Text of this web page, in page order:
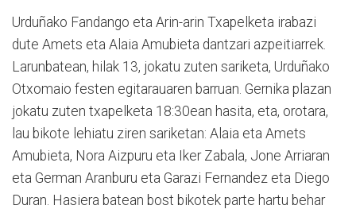
Urduñako Fandango eta Arin-arin Txapelketa irabazi
dute Amets eta Alaia Amubieta dantzari azpeitiarrek.
Larunbatean, hilak 13, jokatu zuten sariketa, Urduñako
Otxomaio festen egitarauaren barruan. Gernika plazan
jokatu zuten txapelketa 18:30ean hasita, eta, orotara,
lau bikote lehiatu ziren sariketan: Alaia eta Amets
Amubieta, Nora Aizpuru eta Iker Zabala, Jone Arriaran
eta German Aranburu eta Garazi Fernandez eta Diego
Duran. Hasiera batean bost bikotek parte hartu behar